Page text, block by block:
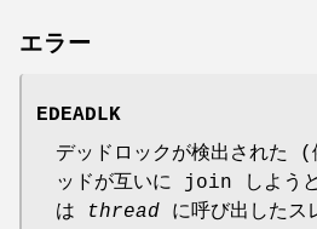
エラー
EDEADLK
デッドロックが検出された (
ッドが互いに join しよう
は
thread に呼び出したス